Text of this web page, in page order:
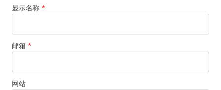
显示名称 *
邮箱 *
网站